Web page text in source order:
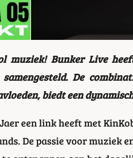
muziek! Bunker Live
De
biedt een
een link heeft met
De passie voor muziek